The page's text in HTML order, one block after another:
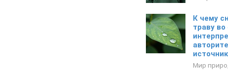
К чему
траву во
Мир